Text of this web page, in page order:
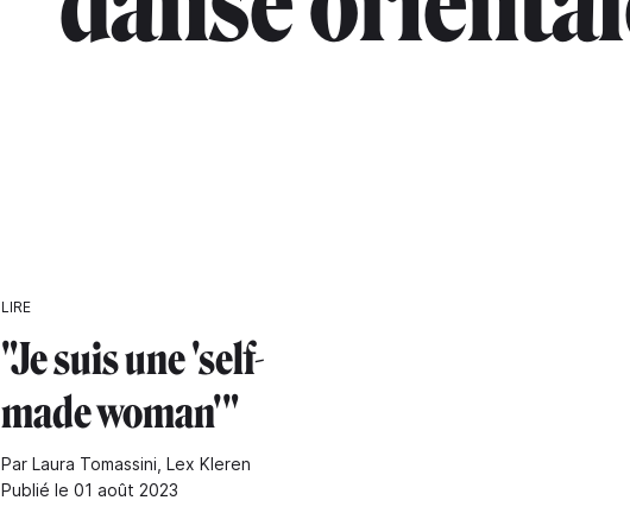
LIRE
"Je suis une 'self-
made woman'"
Par Laura Tomassini, Lex Kleren
Publié le 01 août 2023